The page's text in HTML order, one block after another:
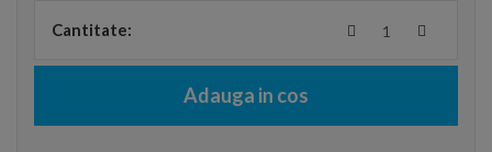
Cantitate:
Adauga in cos